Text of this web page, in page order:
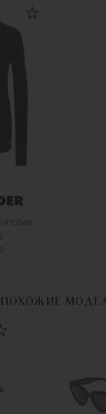
ПОХОЖИЕ